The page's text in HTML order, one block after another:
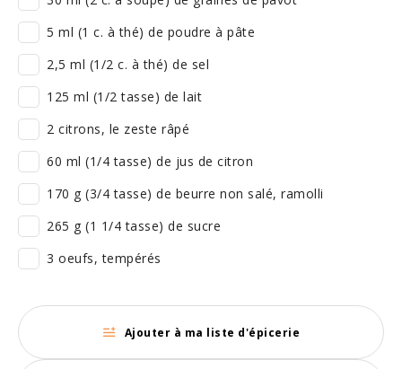
5 ml (1 c. à thé) de poudre à pâte
2,5 ml (1/2 c. à thé) de sel
125 ml (1/2 tasse) de lait
2 citrons, le zeste râpé
60 ml (1/4 tasse) de jus de citron
170 g (3/4 tasse) de beurre non salé, ramolli
265 g (1 1/4 tasse) de sucre
3 oeufs, tempérés
Ajouter à ma liste d'épicerie